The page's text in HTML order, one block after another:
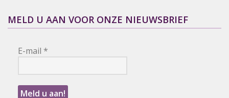
MELD U AAN VOOR ONZE NIEUWSBRIEF
E-mail *